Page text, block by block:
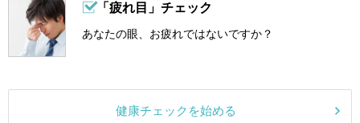
「疲れ目」チェック
あなたの眼、お疲れではないですか？
健康チェックを始める